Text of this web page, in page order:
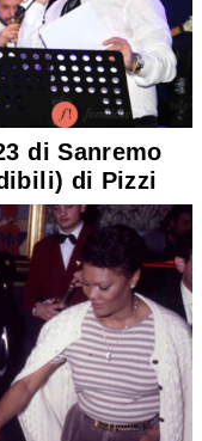
di Sanremo
di Pizzi